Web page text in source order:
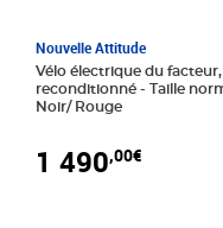
Nouvelle Attitude
Vélo électrique du facteur,
reconditionné - Taille normale -
Noir/ Rouge
1 490,00€